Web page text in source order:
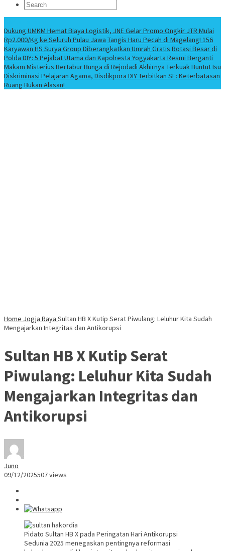
Dukung UMKM Hemat Biaya Logistik, JNE Gelar Promo Ongkir JTR Mulai
Rp2.000/Kg ke Seluruh Pulau Jawa Tangis Haru Pecah di Magelang! 156
Karyawan HS Surya Group Diberangkatkan Umrah Gratis Rotasi Besar di
Polda DIY: 5 Pejabat Utama dan Kapolresta Yogyakarta Resmi Berganti
Makam Misterius Bertabur Bunga di Rejodadi Akhirnya TerkuakBuntut Isu
Diskriminasi Pelajaran Agama, Disdikpora DIY Terbitkan SE: Keterbatasan
Ruang Bukan Alasan!
Home Jogja Raya Sultan HB X Kutip Serat Piwulang: Leluhur Kita Sudah
Mengajarkan Integritas dan Antikorupsi
Sultan HB X Kutip Serat
Piwulang: Leluhur Kita Sudah
Mengajarkan Integritas dan
Antikorupsi
Juno
09/12/2025507 views
Pidato Sultan HB X pada Peringatan Hari Antikorupsi
Sedunia 2025 menegaskan pentingnya reformasi